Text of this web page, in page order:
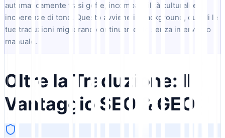
automaticamente frasi goffe, incompatibilità culturali e
incoerenze di tono. Questo avviene in background, quindi le
tue traduzioni migliorano continuamente senza intervento
manuale.
Oltre la Traduzione: Il
Vantaggio SEO & GEO